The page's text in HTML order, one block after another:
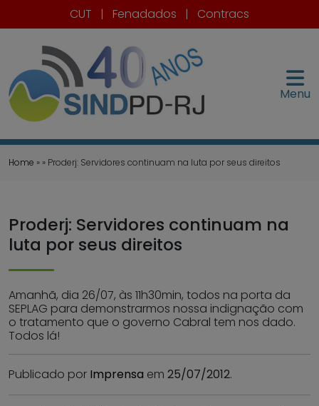
CUT | Fenadados | Contracs
Menu
Home » » Proderj: Servidores continuam na luta por seus direitos
Proderj: Servidores continuam na
luta por seus direitos
Amanhã, dia 26/07, às 11h30min, todos na porta da
SEPLAG para demonstrarmos nossa indignação com
o tratamento que o governo Cabral tem nos dado.
Todos lá!
Publicado por Imprensa em 25/07/2012.